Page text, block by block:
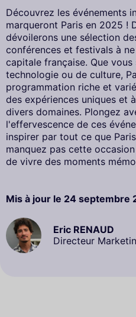
Découvrez les événements
marqueront Paris en 2025 !
dévoilerons une sélection
conférences et festivals à
capitale française. Que
technologie ou de culture,
programmation riche et
des expériences uniques et
divers domaines. Plongez
l'effervescence de ces
inspirer par tout ce que
manquez pas cette
de vivre des moments
Mis à jour le 24 septembre
Eric RENAUD
Directeur